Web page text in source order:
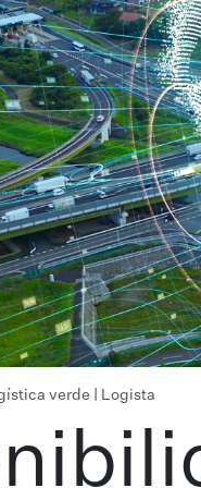
verde | Logista